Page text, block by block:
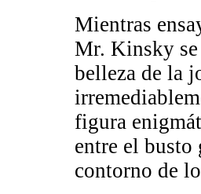
Mientras
Mr. Kinsky se
belleza de la
figura
entre el
contorno de